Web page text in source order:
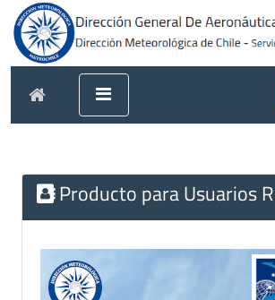
Producto para Usuarios